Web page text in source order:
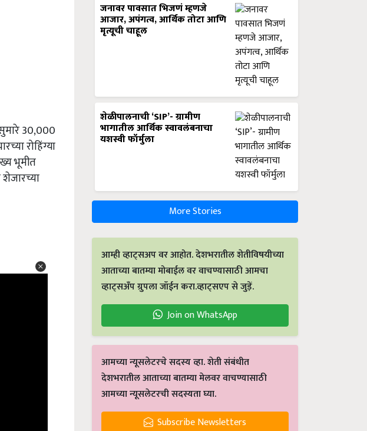
30,000
रोहिंग्या
भूमीत
जनावर पावसात भिजणं म्हणजे
आजार, अपंगत्व, आर्थिक तोटा आणि
मृत्यूची चाहूल
शेळीपालनाची ‘SIP’- ग्रामीण
भागातील आर्थिक स्वावलंबनाचा
यशस्वी फॉर्मुला
More Stories
आम्ही व्हाट्सअप वर आहोत. देशभरातील शेतीविषयीच्या
आताच्या बातम्या मोबाईल वर वाचण्यासाठी आमचा
व्हाट्सअँप ग्रुपला जॉईन करा.व्हाट्सएप से जुड़ें.
Join on WhatsApp
आमच्या न्यूसलेटरचे सदस्य व्हा. शेती संबंधीत
देशभरातील आताच्या बातम्या मेलवर वाचण्यासाठी
आमच्या न्यूसलेटरची सदस्यता घ्या.
Subscribe Newsletters